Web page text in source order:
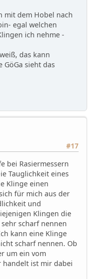
mit dem Hobel nach
egal welchen
ich nehme -
das kann
sieht das
#17
bei Rasiermessern
Tauglichkeit eines
Klinge einen
für mich aus der
und
Klingen die
scharf nennen
kann eine Klinge
scharf nennen. Ob
um ein vom
handelt ist mir dabei